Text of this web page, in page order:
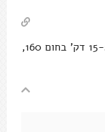
והגרעינים שלה מעולים ממש. לקלות כ 15-20 דק' בחום 160,